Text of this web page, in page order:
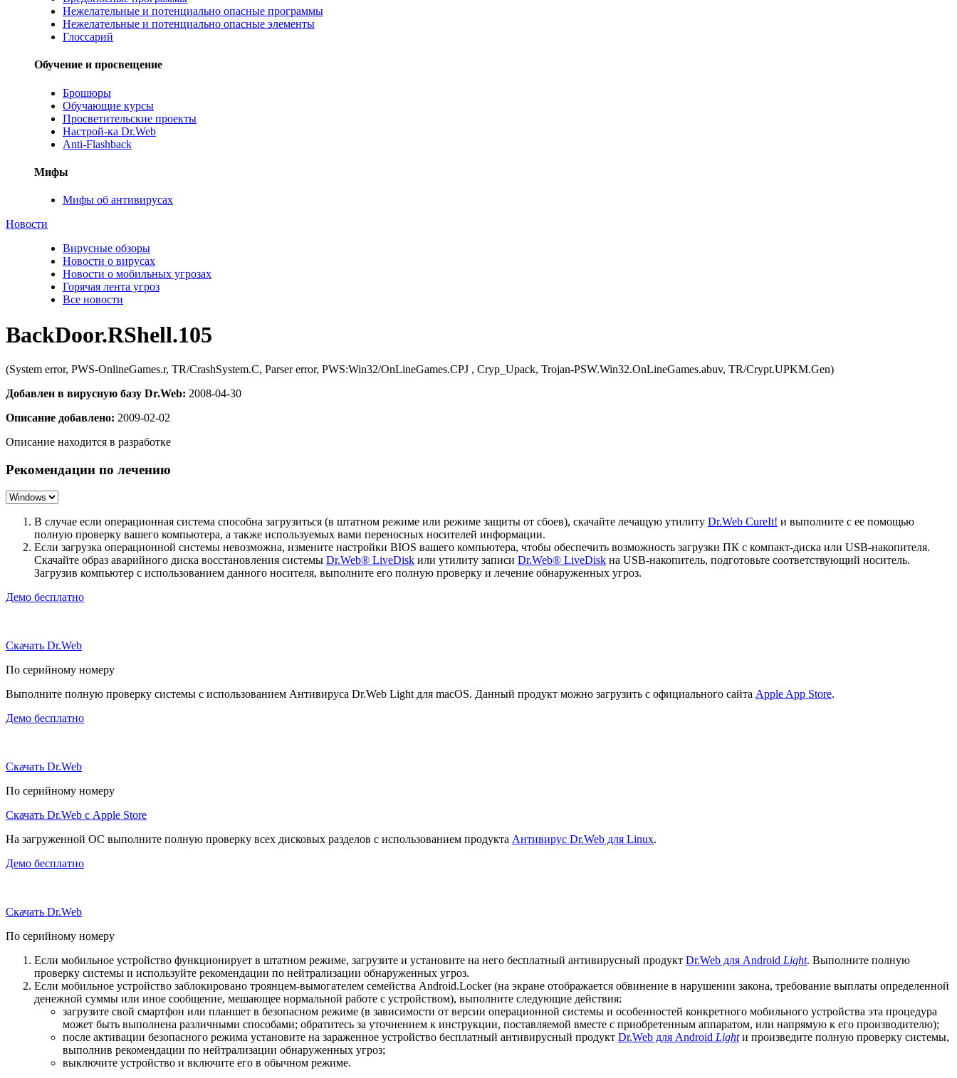
Нежелательные и потенциально опасные программы
Нежелательные и потенциально опасные элементы
Глоссарий
Обучение и просвещение
Брошюры
Обучающие курсы
Просветительские проекты
Настрой-ка Dr.Web
Anti-Flashback
Мифы
Мифы об антивирусах
Новости
Вирусные обзоры
Новости о вирусах
Новости о мобильных угрозах
Горячая лента угроз
Все новости
BackDoor.RShell.105
(System error, PWS-OnlineGames.r, TR/CrashSystem.C, Parser error, PWS:Win32/OnLineGames.CPJ , Cryp_Upack, Trojan-PSW.Win32.OnLineGames.abuv, TR/Crypt.UPKM.Gen)
Добавлен в вирусную базу Dr.Web: 2008-04-30
Описание добавлено: 2009-02-02
Описание находится в разработке
Рекомендации по лечению
В случае если операционная система способна загрузиться (в штатном режиме или режиме защиты от сбоев), скачайте лечащую утилиту Dr.Web CureIt! и выполните с ее помощью
полную проверку вашего компьютера, а также используемых вами переносных носителей информации.
Если загрузка операционной системы невозможна, измените настройки BIOS вашего компьютера, чтобы обеспечить возможность загрузки ПК с компакт-диска или USB-накопителя.
Скачайте образ аварийного диска восстановления системы Dr.Web® LiveDisk или утилиту записи Dr.Web® LiveDisk на USB-накопитель, подготовьте соответствующий носитель.
Загрузив компьютер с использованием данного носителя, выполните его полную проверку и лечение обнаруженных угроз.
Демо бесплатно
Скачать Dr.Web
По серийному номеру
Выполните полную проверку системы с использованием Антивируса Dr.Web Light для macOS. Данный продукт можно загрузить с официального сайта Apple App Store.
Демо бесплатно
Скачать Dr.Web
По серийному номеру
Скачать Dr.Web с Apple Store
На загруженной ОС выполните полную проверку всех дисковых разделов с использованием продукта Антивирус Dr.Web для Linux.
Демо бесплатно
Скачать Dr.Web
По серийному номеру
Если мобильное устройство функционирует в штатном режиме, загрузите и установите на него бесплатный антивирусный продукт Dr.Web для Android Light. Выполните полную
проверку системы и используйте рекомендации по нейтрализации обнаруженных угроз.
Если мобильное устройство заблокировано троянцем-вымогателем семейства Android.Locker (на экране отображается обвинение в нарушении закона, требование выплаты определенной
денежной суммы или иное сообщение, мешающее нормальной работе с устройством), выполните следующие действия:
загрузите свой смартфон или планшет в безопасном режиме (в зависимости от версии операционной системы и особенностей конкретного мобильного устройства эта процедура
может быть выполнена различными способами; обратитесь за уточнением к инструкции, поставляемой вместе с приобретенным аппаратом, или напрямую к его производителю);
после активации безопасного режима установите на зараженное устройство бесплатный антивирусный продукт Dr.Web для Android Lightи произведите полную проверку системы,
выполнив рекомендации по нейтрализации обнаруженных угроз;
выключите устройство и включите его в обычном режиме.